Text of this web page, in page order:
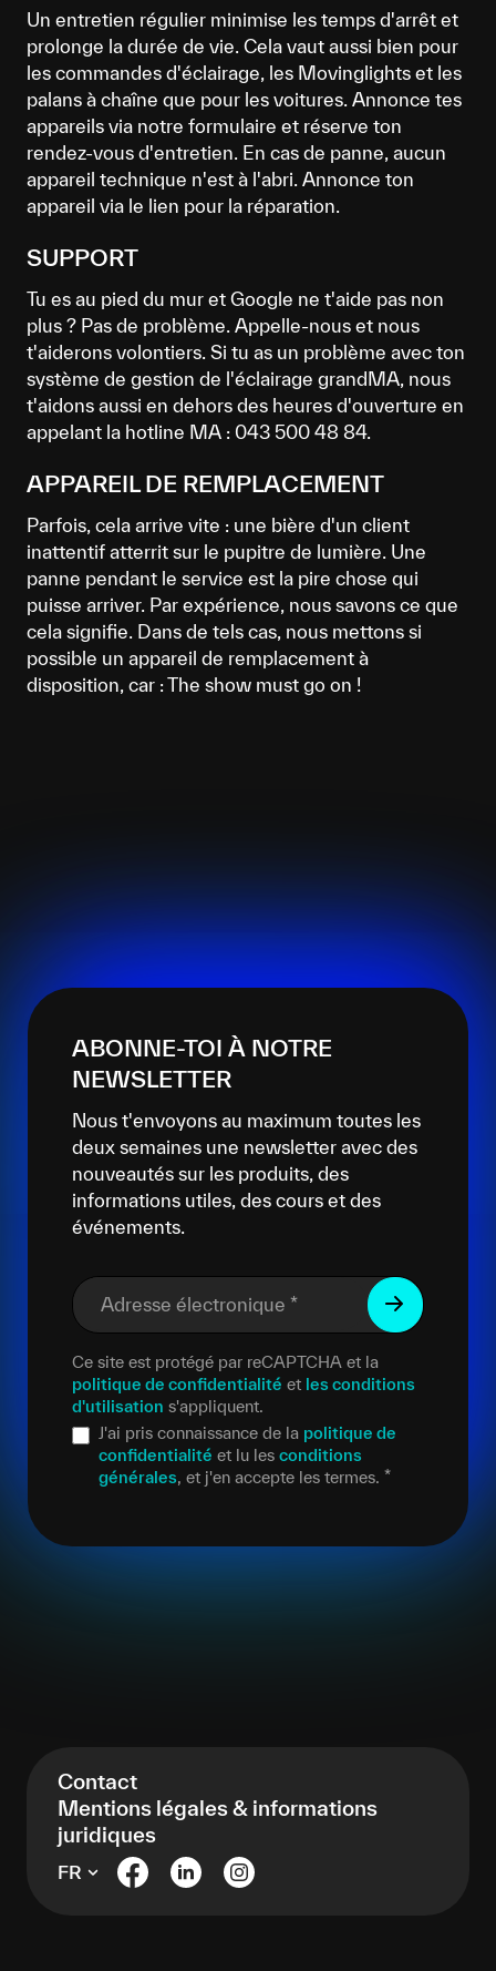
Un entretien régulier minimise les temps d'arrêt et
prolonge la durée de vie. Cela vaut aussi bien pour
les commandes d'éclairage, les Movinglights et les
palans à chaîne que pour les voitures. Annonce tes
appareils via notre formulaire et réserve ton
rendez-vous d'entretien. En cas de panne, aucun
appareil technique n'est à l'abri. Annonce ton
appareil via le lien pour la réparation.
SUPPORT
Tu es au pied du mur et Google ne t'aide pas non
plus ? Pas de problème. Appelle-nous et nous
t'aiderons volontiers. Si tu as un problème avec ton
système de gestion de l'éclairage grandMA, nous
t'aidons aussi en dehors des heures d'ouverture en
appelant la hotline MA : 043 500 48 84.
APPAREIL DE REMPLACEMENT
Parfois, cela arrive vite : une bière d'un client
inattentif atterrit sur le pupitre de lumière. Une
panne pendant le service est la pire chose qui
puisse arriver. Par expérience, nous savons ce que
cela signifie. Dans de tels cas, nous mettons si
possible un appareil de remplacement à
disposition, car : The show must go on !
ABONNE-TOI À NOTRE
NEWSLETTER
Nous t'envoyons au maximum toutes les
deux semaines une newsletter avec des
nouveautés sur les produits, des
informations utiles, des cours et des
événements.
Adresse électronique *
Ce site est protégé par reCAPTCHA et la
politique de confidentialité et les conditions
d'utilisation s'appliquent.
J'ai pris connaissance de la politique de
confidentialité et lu les conditions
générales, et j'en accepte les termes. *
Contact
Mentions légales & informations
juridiques
FR